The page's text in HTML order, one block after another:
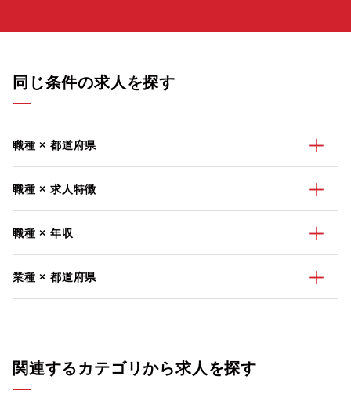
同じ条件の求人を探す
職種 × 都道府県
職種 × 求人特徴
職種 × 年収
業種 × 都道府県
関連するカテゴリから求人を探す